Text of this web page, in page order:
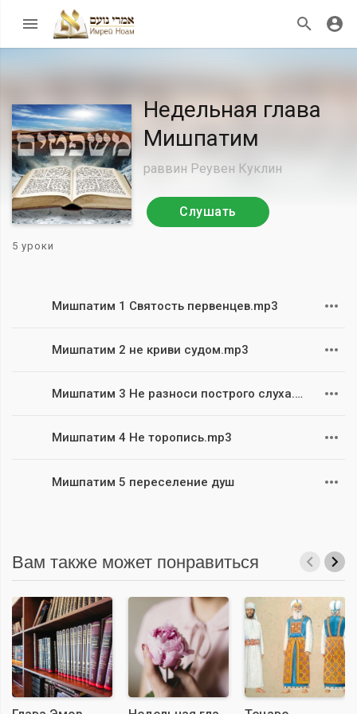
Недельная глава
Мишпатим
раввин Реувен Куклин
Слушать
5 уроки
Мишпатим 1 Святость первенцев.mp3
Мишпатим 2 не криви судом.mp3
Мишпатим 3 Не разноси построго слуха.mp3
Мишпатим 4 Не торопись.mp3
Мишпатим 5 переселение душ
Вам также может понравиться